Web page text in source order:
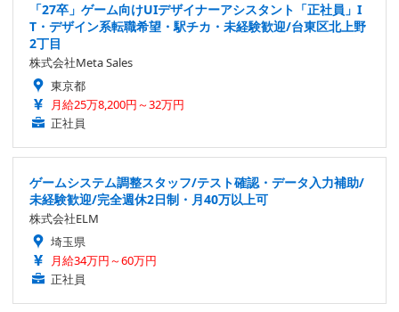
「27卒」ゲーム向けUIデザイナーアシスタント「正社員」I
T・デザイン系転職希望・駅チカ・未経験歓迎/台東区北上野
2丁目
株式会社Meta Sales
東京都
月給25万8,200円～32万円
正社員
ゲームシステム調整スタッフ/テスト確認・データ入力補助/
未経験歓迎/完全週休2日制・月40万以上可
株式会社ELM
埼玉県
月給34万円～60万円
正社員